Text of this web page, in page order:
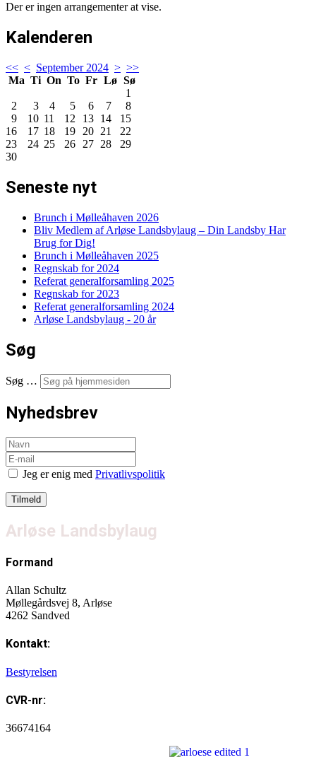
Der er ingen arrangementer at vise.
Kalenderen
<< < September 2024 > >>
Ma Ti On To Fr Lø Sø
1
2
3 4 5 6 7
8
9
10 11 12 13 14
15
16
17 18 19 20 21
22
23
24 25 26 27 28
29
30
Seneste nyt
Brunch i Mølleåhaven 2026
Bliv Medlem af Arløse Landsbylaug – Din Landsby Har
Brug for Dig!
Brunch i Mølleåhaven 2025
Regnskab for 2024
Referat generalforsamling 2025
Regnskab for 2023
Referat generalforsamling 2024
Arløse Landsbylaug - 20 år
Søg
Søg …
Nyhedsbrev
Jeg er enig med Privatlivspolitik
Arløse Landsbylaug
Formand
Allan Schultz
Møllegårdsvej 8, Arløse
4262 Sandved
Kontakt:
Bestyrelsen
CVR-nr:
36674164